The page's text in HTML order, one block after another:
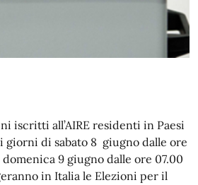
iscritti all’AIRE residenti in Paesi
giorni di sabato 8 giugno dalle ore
9 giugno dalle ore 07.00
in Italia le Elezioni per il